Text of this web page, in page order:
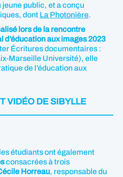
public, et a conçu
dont La Photonière.
lors de la rencontre
d’éducation aux images 2023
Écritures documentaires :
Marseille Université), elle
de l’éducation aux
VIDÉO DE SIBYLLE
étudiants ont également
consacrées à trois
Horreau, responsable du